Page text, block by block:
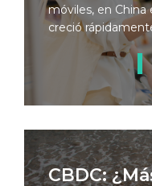
móviles, en
creció
CBDC: